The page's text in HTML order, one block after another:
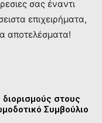
σας έναντι
επιχειρήματα,
αποτελέσματα!
διορισμούς στους
Συμβούλιο